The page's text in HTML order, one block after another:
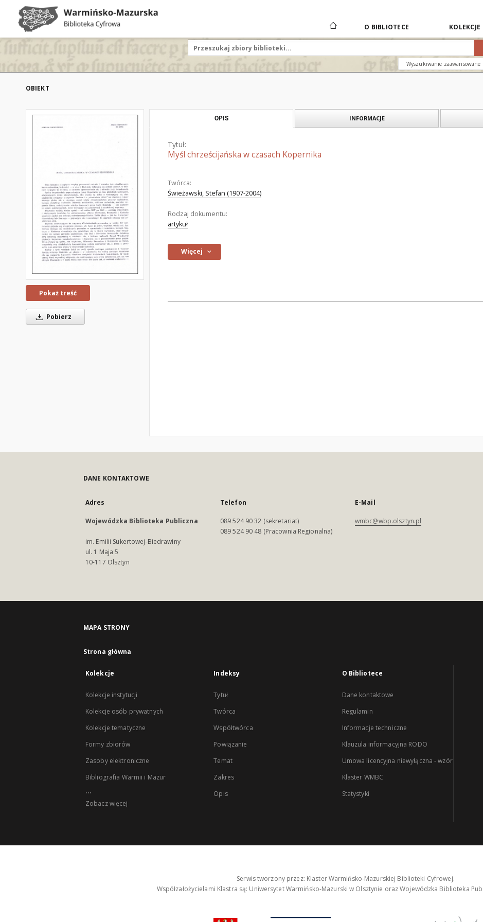
O BIBLIOTECE KOLEKCJE
Wyszukiwanie zaawansowane
OBIEKT
Pokaż treść
Pobierz
OPIS INFORMACJE
Tytuł:
Myśl chrześcijańska w czasach Kopernika
Twórca:
Świeżawski, Stefan (1907-2004)
Rodzaj dokumentu:
artykuł
Więcej
DANE KONTAKTOWE
Adres
Wojewódzka Biblioteka Publiczna
im. Emilii Sukertowej-Biedrawiny
ul. 1 Maja 5
10-117 Olsztyn
Telefon
089 524 90 32 (sekretariat)
089 524 90 48 (Pracownia Regionalna)
E-Mail
wmbc@wbp.olsztyn.pl
MAPA STRONY
Strona główna
Kolekcje
Kolekcje instytucji
Kolekcje osób prywatnych
Kolekcje tematyczne
Formy zbiorów
Zasoby elektroniczne
Bibliografia Warmii i Mazur
...
Zobacz więcej
Indeksy
Tytuł
Twórca
Współtwórca
Powiązanie
Temat
Zakres
Opis
O Bibliotece
Dane kontaktowe
Regulamin
Informacje techniczne
Klauzula informacyjna RODO
Umowa licencyjna niewyłączna - wzór
Klaster WMBC
Statystyki
Serwis tworzony przez: Klaster Warmińsko-Mazurskiej Biblioteki Cyfrowej.
Współzałożycielami Klastra są: Uniwersytet Warmińsko-Mazurski w Olsztynie oraz Wojewódzka Biblioteka